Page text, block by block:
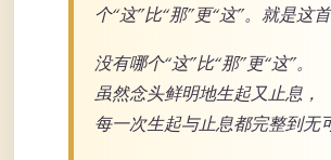
个“这”比“那”更“这”。就是这
没有哪个“这”比“那”更“这”。
虽然念头鲜明地生起又止息，
每一次生起与止息都完整到无